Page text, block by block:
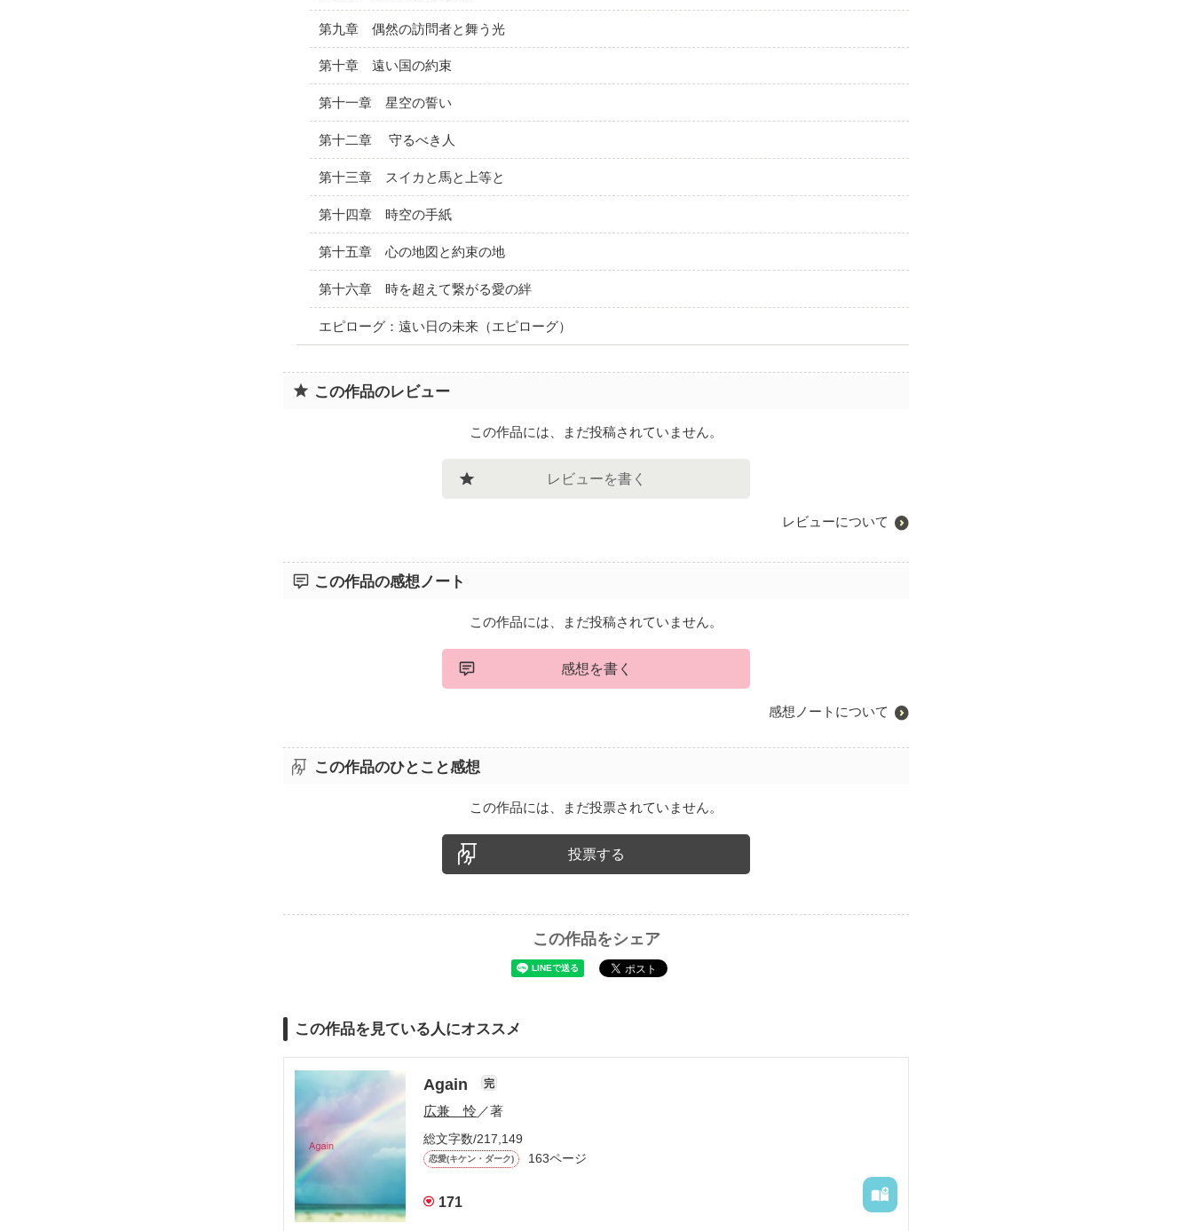
第九章 偶然の訪問者と舞う光
第十章 遠い国の約束
第十一章 星空の誓い
第十二章 守るべき人
第十三章 スイカと馬と上等と
第十四章 時空の手紙
第十五章 心の地図と約束の地
第十六章 時を超えて繋がる愛の絆
エピローグ：遠い日の未来（エピローグ）
この作品のレビュー
この作品には、まだ投稿されていません。
レビューを書く
レビューについて
この作品の感想ノート
この作品には、まだ投稿されていません。
感想を書く
感想ノートについて
この作品のひとこと感想
この作品には、まだ投票されていません。
投票する
この作品をシェア
この作品を見ている人にオススメ
Again 完
広兼 怜／著
総文字数/217,149
恋愛(キケン・ダーク) 163ページ
171